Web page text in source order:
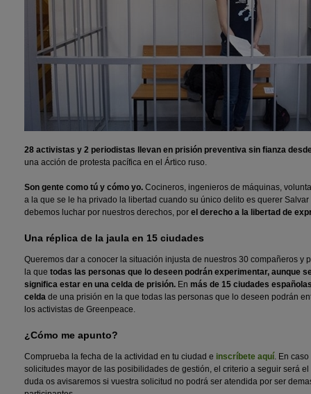
28 activistas y 2 periodistas llevan en prisión preventiva sin fianza
una acción de protesta pacífica en el Ártico ruso.
Son gente como tú y cómo yo. Cocineros, ingenieros de máquinas,
a la que se le ha privado la libertad cuando su único delito es querer
debemos luchar por nuestros derechos, por el derecho a la libertad de
Una réplica de la jaula en 15 ciudades
Queremos dar a conocer la situación injusta de nuestros 30 compañeros y
la que todas las personas que lo deseen podrán experimentar, aunque
significa estar en una celda de prisión. En más de 15 ciudades
celda de una prisión en la que todas las personas que lo deseen podrán
los activistas de Greenpeace.
¿Cómo me apunto?
Comprueba la fecha de la actividad en tu ciudad e inscríbete aquí. En
solicitudes mayor de las posibilidades de gestión, el criterio a seguir será
duda os avisaremos si vuestra solicitud no podrá ser atendida por ser